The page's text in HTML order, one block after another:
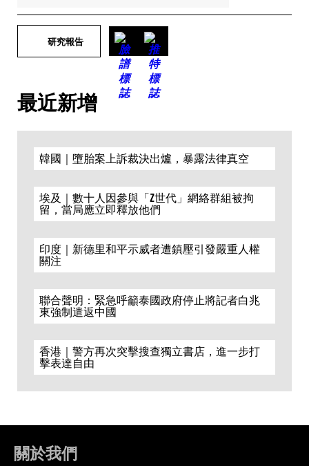
研究報告
最近新增
韓國｜墮胎案上訴裁決出爐，暴露法律真空
埃及｜數十人因參與「Z世代」網絡群組被拘
留，當局應立即釋放他們
印度｜新德里和平示威者遭鎮壓引發嚴重人權
關注
聯合聲明：緊急呼籲泰國政府停止將記者白兆
東強制遣返中國
香港｜警方再次突擊搜查獨立書店，進一步打
擊表達自由
關於我們